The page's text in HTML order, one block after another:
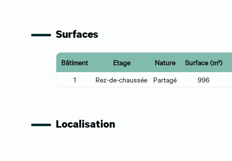
Surfaces
Bâtiment Etage Nature Surface (m²)
1
Rez-de-chaussée Partagé 996
Localisation